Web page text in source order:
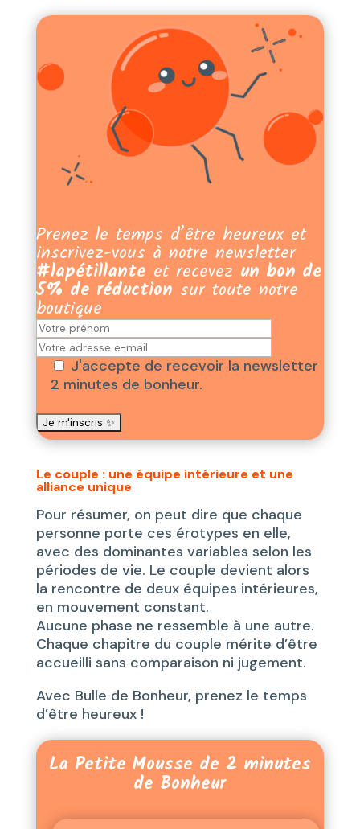
Prenez le temps d’être heureux et
inscrivez-vous à notre newsletter
#lapétillante et recevez un bon de
5% de réduction sur toute notre
boutique
J'accepte de recevoir la newsletter
2 minutes de bonheur.
Le couple : une équipe intérieure et une
alliance unique
Pour résumer, on peut dire que chaque
personne porte ces érotypes en elle,
avec des dominantes variables selon les
périodes de vie. Le couple devient alors
la rencontre de deux équipes intérieures,
en mouvement constant.
Aucune phase ne ressemble à une autre.
Chaque chapitre du couple mérite d’être
accueilli sans comparaison ni jugement.
Avec Bulle de Bonheur, prenez le temps
d’être heureux !
La Petite Mousse de 2 minutes
de Bonheur